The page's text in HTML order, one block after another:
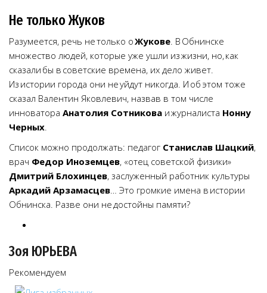
Не только Жуков
Разумеется, речь не только оЖукове. В Обнинске
множество людей, которые уже ушли из жизни, но, как
сказали бы в советские времена, их дело живет.
Из истории города они не уйдут никогда. И об этом тоже
сказал Валентин Яковлевич, назвав в том числе
инноватора Анатолия Сотникова и журналиста Нонну
Черных.
Список можно продолжать: педагог Станислав Шацкий,
врач Федор Иноземцев, «отец советской физики»
Дмитрий Блохинцев, заслуженный работник культуры
Аркадий Арзамасцев… Это громкие имена в истории
Обнинска. Разве они не достойны памяти?
Зоя ЮРЬЕВА
Рекомендуем